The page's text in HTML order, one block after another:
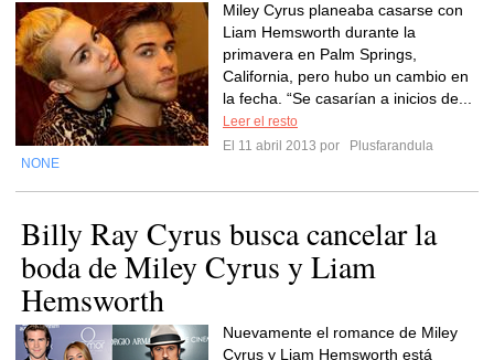
Miley Cyrus planeaba casarse con
Liam Hemsworth durante la
primavera en Palm Springs,
California, pero hubo un cambio en
la fecha. “Se casarían a inicios de...
Leer el resto
El 11 abril 2013 por
Plusfarandula
NONE
Billy Ray Cyrus busca cancelar la
boda de Miley Cyrus y Liam
Hemsworth
Nuevamente el romance de Miley
Cyrus y Liam Hemsworth está